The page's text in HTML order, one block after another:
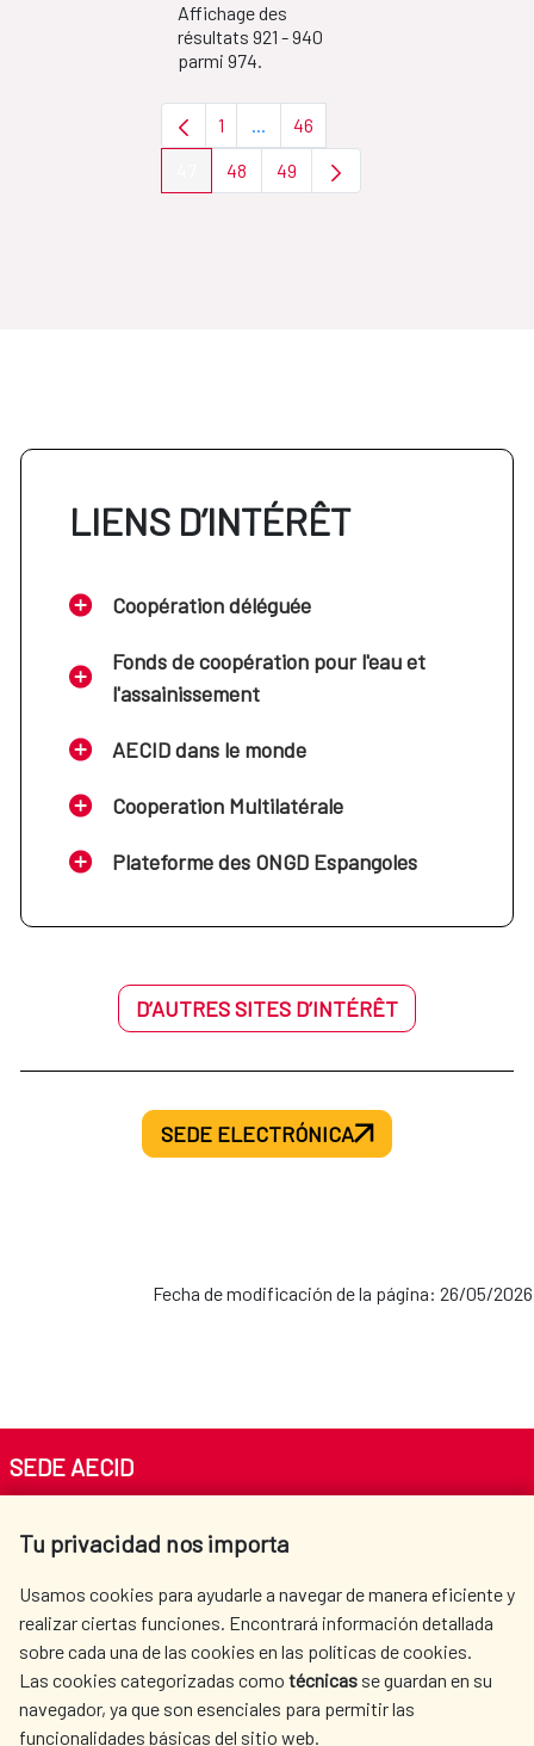
Affichage des
résultats 921 - 940
parmi 974.
Page
1 ...Pages intermédiaires Utilisez TAB
Page
46
Page Page
48 Page
49
LIENS D’INTÉRÊT
Coopération déléguée
Fonds de coopération pour l'eau et
l'assainissement
AECID dans le monde
Cooperation Multilatérale
Plateforme des ONGD Espangoles
D’AUTRES SITES D’INTÉRÊT
SEDE ELECTRÓNICA
Fecha de modificación de la página: 26/05/2026
Tu privacidad nos importa
Usamos cookies para ayudarle a navegar de manera eficiente y
realizar ciertas funciones. Encontrará información detallada
sobre cada una de las cookies en las políticas de cookies.
Las cookies categorizadas como técnicas se guardan en su
navegador, ya que son esenciales para permitir las
funcionalidades básicas del sitio web.
SEDE AECID
Tel. +34 900 20 30 54​​​​​​​
AECID
OÙ NOUS COOPÉRONS
L'ACTION HUMANITAIRE
ESPAGNOLE
SALLE DE PRESSE